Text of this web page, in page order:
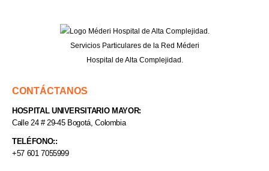
Servicios Particulares de la Red Méderi
Hospital de Alta Complejidad.
CONTÁCTANOS
HOSPITAL UNIVERSITARIO MAYOR:
Calle 24 # 29-45 Bogotá, Colombia
TELÉFONO::
+57 601 7055999